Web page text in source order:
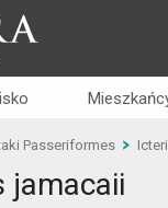
Passeriformes
jamacaii